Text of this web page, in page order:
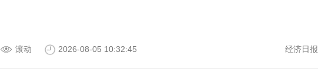
滚动 2026-08-05 10:32:45 经济日报